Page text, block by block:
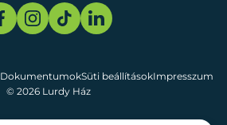
© 2026 Lurdy Ház
DokumentumokSüti beállításokImpresszum